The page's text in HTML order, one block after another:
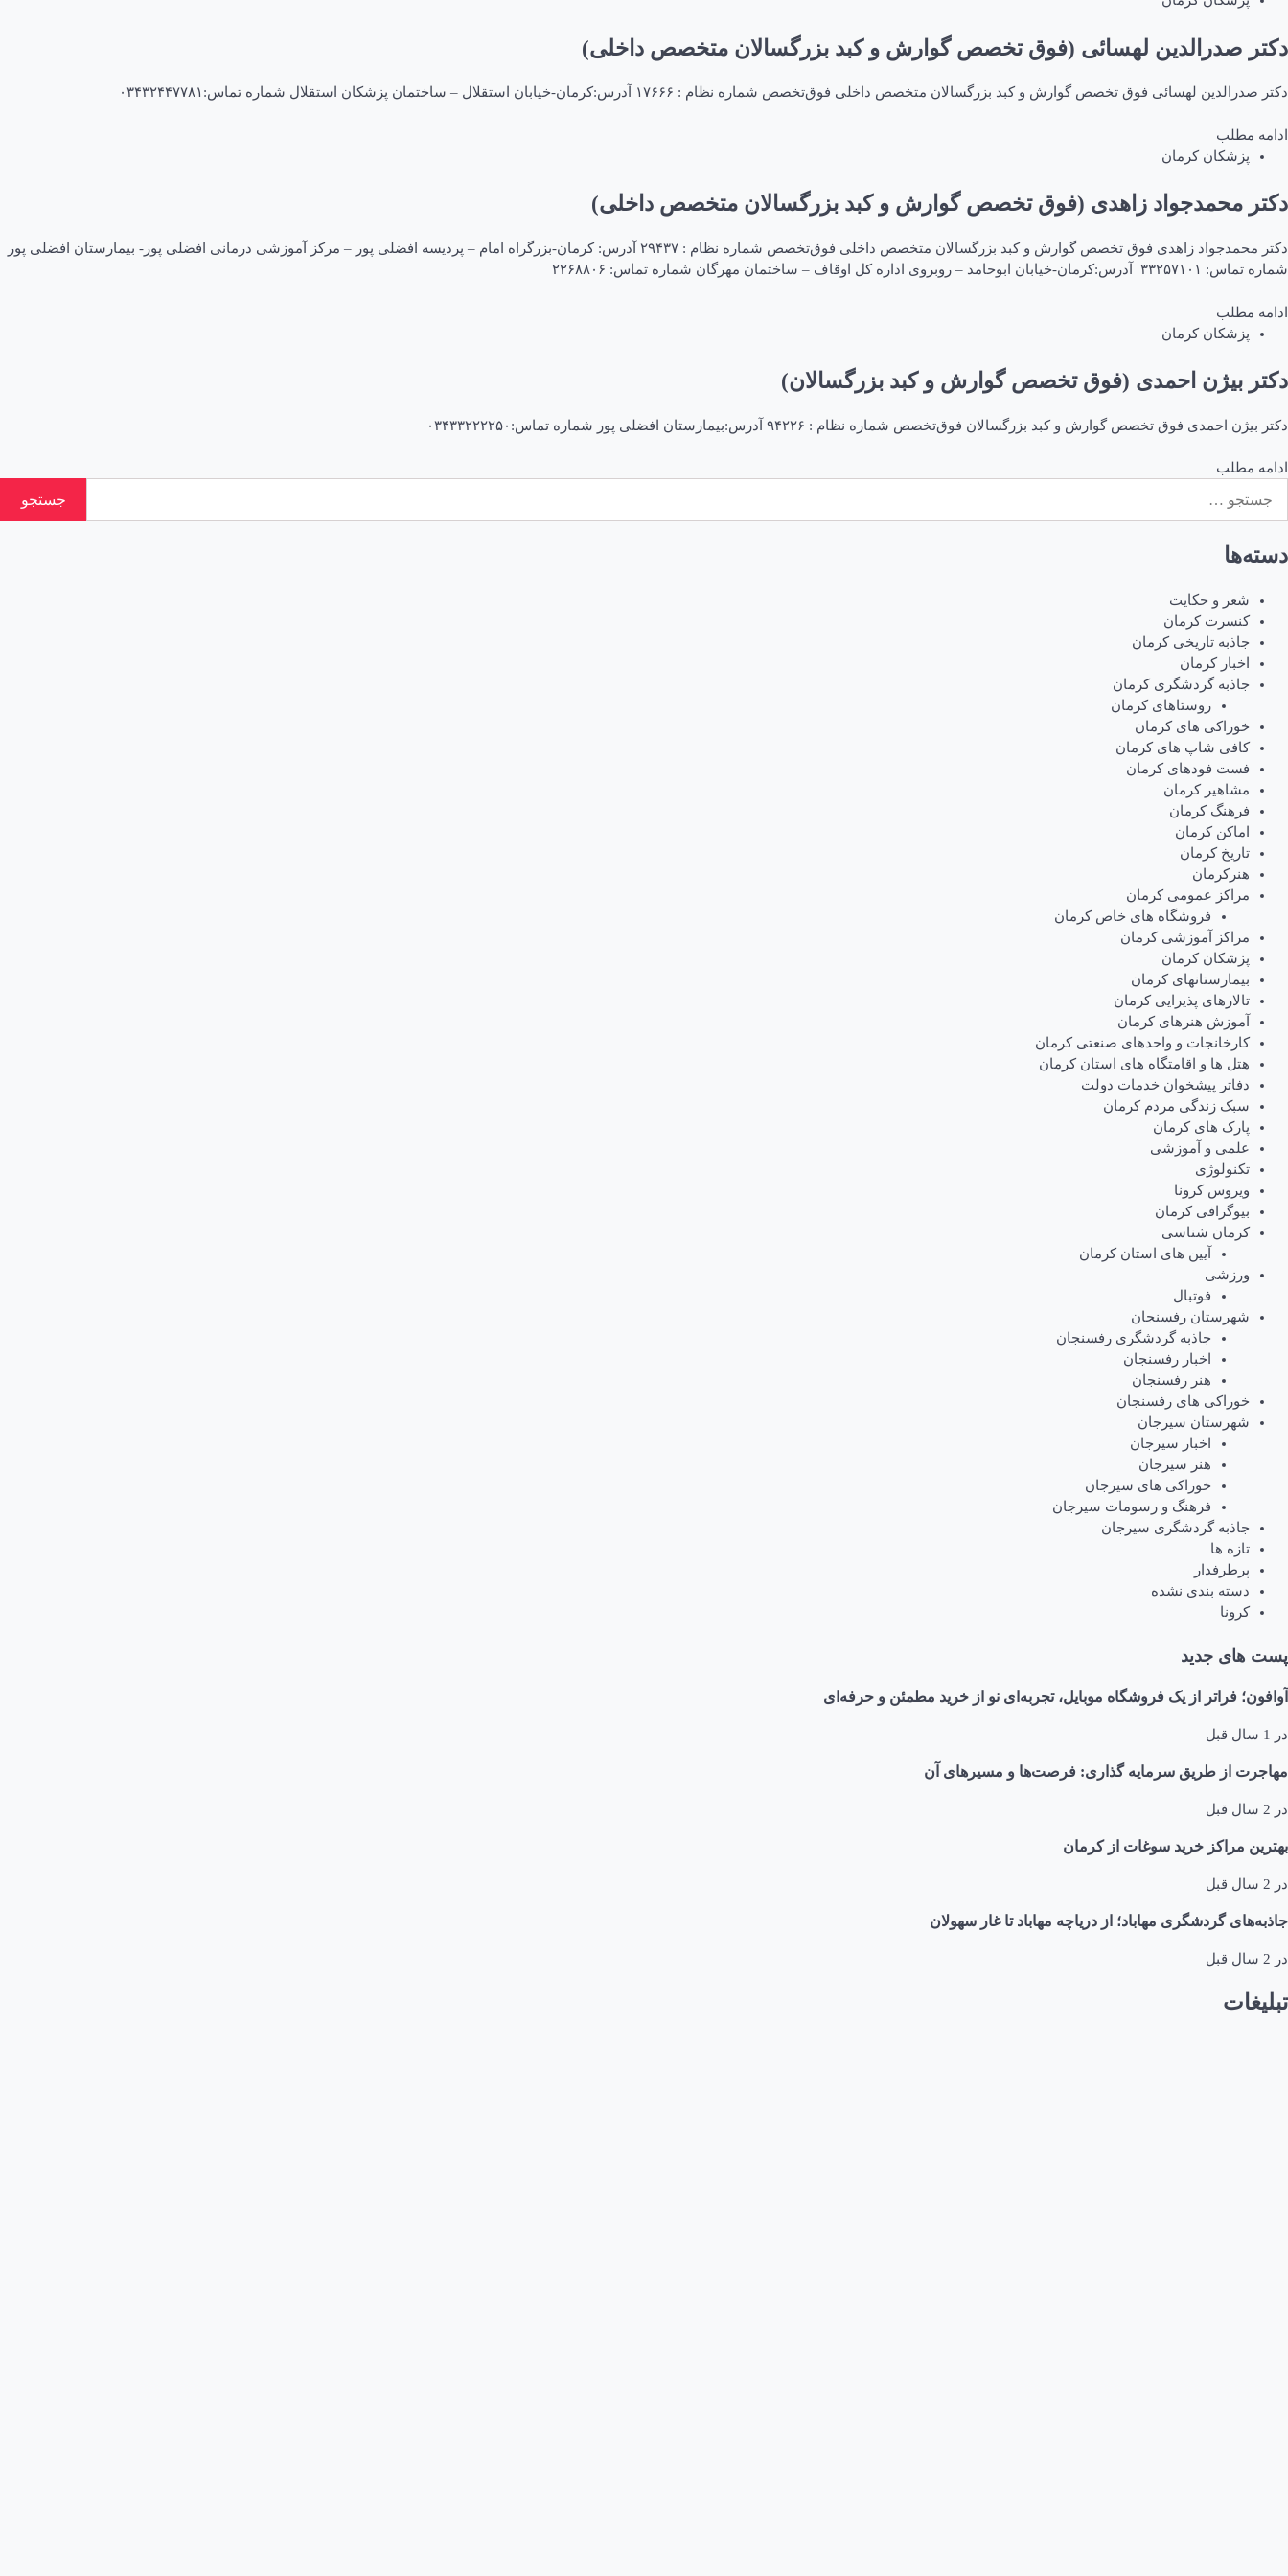
دکتر صدرالدین لهسائی (فوق تخصص گوارش و کبد بزرگسالان متخصص داخلی)
دکتر صدرالدین لهسائی فوق تخصص گوارش و کبد بزرگسالان متخصص داخلی فوق‌تخصص شماره نظام : ۱۷۶۶۶ آدرس:کرمان-خیابان استقلال – ساختمان پزشکان استقلال شماره تماس:۰۳۴۳۲۴۴۷۷۸۱
ادامه مطلب
پزشکان کرمان
دکتر محمدجواد زاهدی (فوق تخصص گوارش و کبد بزرگسالان متخصص داخلی)
دکتر محمدجواد زاهدی فوق تخصص گوارش و کبد بزرگسالان متخصص داخلی فوق‌تخصص شماره نظام : ۲۹۴۳۷ آدرس: کرمان-بزرگراه امام – پردیسه افضلی پور – مرکز آموزشی درمانی افضلی پور- بیمارستان افضلی پور
شماره تماس: ۳۳۲۵۷۱۰۱ آدرس:کرمان-خیابان ابوحامد – روبروی اداره کل اوقاف – ساختمان مهرگان شماره تماس: ۲۲۶۸۸۰۶
ادامه مطلب
پزشکان کرمان
دکتر بیژن احمدی (فوق تخصص گوارش و کبد بزرگسالان)
دکتر بیژن احمدی فوق تخصص گوارش و کبد بزرگسالان فوق‌تخصص شماره نظام : ۹۴۲۲۶ آدرس:بیمارستان افضلی پور شماره تماس:۰۳۴۳۳۲۲۲۲۵۰
ادامه مطلب
برای:
دسته‌ها
شعر و حکایت
کنسرت کرمان
جاذبه تاریخی کرمان
اخبار کرمان
جاذبه گردشگری کرمان
روستاهای کرمان
خوراکی های کرمان
کافی شاپ های کرمان
فست فودهای کرمان
مشاهیر کرمان
فرهنگ کرمان
اماکن کرمان
تاریخ کرمان
هنرکرمان
مراکز عمومی کرمان
فروشگاه های خاص کرمان
مراکز آموزشی کرمان
پزشکان کرمان
بیمارستانهای کرمان
تالارهای پذیرایی کرمان
آموزش هنرهای کرمان
کارخانجات و واحدهای صنعتی کرمان
هتل ها و اقامتگاه های استان کرمان
دفاتر پیشخوان خدمات دولت
سبک زندگی مردم کرمان
پارک های کرمان
علمی و آموزشی
تکنولوژی
ویروس کرونا
بیوگرافی کرمان
کرمان شناسی
آیین های استان کرمان
ورزشی
فوتبال
شهرستان رفسنجان
جاذبه گردشگری رفسنجان
اخبار رفسنجان
هنر رفسنجان
خوراکی های رفسنجان
شهرستان سیرجان
اخبار سیرجان
هنر سیرجان
خوراکی های سیرجان
فرهنگ و رسومات سیرجان
جاذبه گردشگری سیرجان
تازه ها
پرطرفدار
دسته بندی نشده
کرونا
پست های جدید
آوافون؛ فراتر از یک فروشگاه موبایل، تجربه‌ای نو از خرید مطمئن و حرفه‌ای
در 1 سال قبل
مهاجرت از طریق سرمایه گذاری: فرصت‌ها و مسیرهای آن
در 2 سال قبل
بهترین مراکز خرید سوغات از کرمان
در 2 سال قبل
جاذبه‌های گردشگری مهاباد؛ از دریاچه مهاباد تا غار سهولان
در 2 سال قبل
تبلیغات